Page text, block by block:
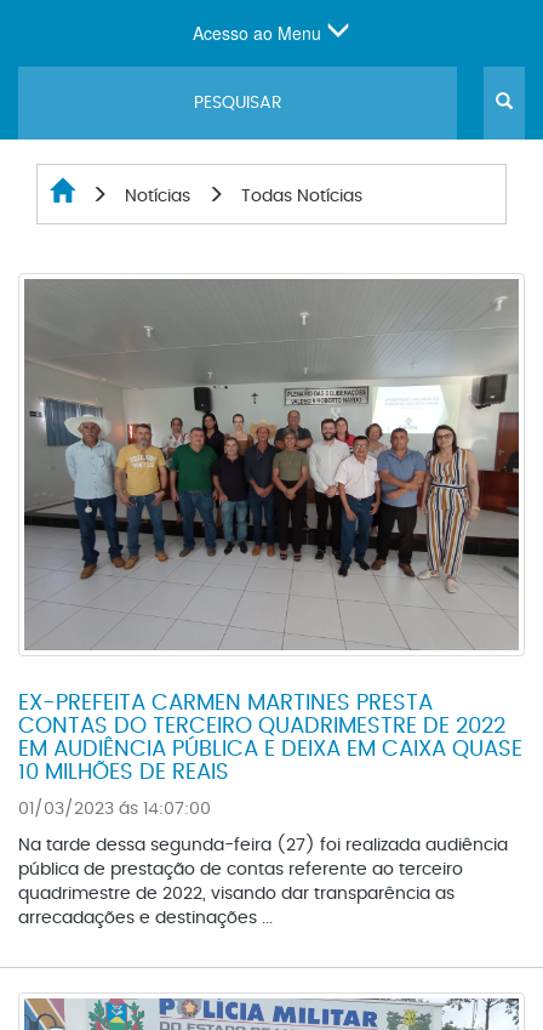
Acesso ao Menu
Notícias Todas Notícias
EX-PREFEITA CARMEN MARTINES PRESTA
CONTAS DO TERCEIRO QUADRIMESTRE DE 2022
EM AUDIÊNCIA PÚBLICA E DEIXA EM CAIXA QUASE
10 MILHÕES DE REAIS
01/03/2023 ás 14:07:00
Na tarde dessa segunda-feira (27) foi realizada audiência
pública de prestação de contas referente ao terceiro
quadrimestre de 2022, visando dar transparência as
arrecadações e destinações ...